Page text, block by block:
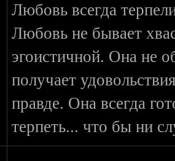
Любовь всегда
Любовь не бывает
эгоистичной. Она не
получает
правде. Она всегда
терпеть... что бы ни